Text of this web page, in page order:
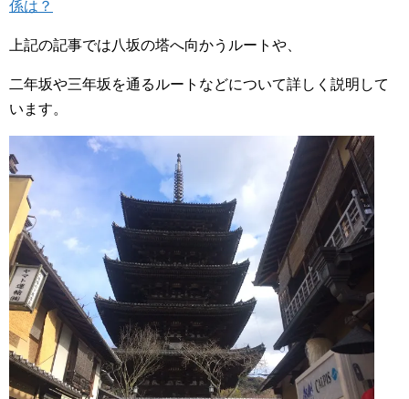
係は？
上記の記事では八坂の塔へ向かうルートや、
二年坂や三年坂を通るルートなどについて詳しく説明して
います。